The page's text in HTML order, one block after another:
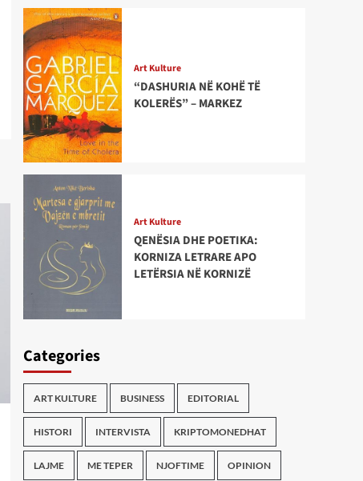
Art Kulture
“DASHURIA NË KOHË TË
KOLERËS” – MARKEZ
Art Kulture
QENËSIA DHE POETIKA:
KORNIZA LETRARE APO
LETËRSIA NË KORNIZË
Categories
ART KULTURE BUSINESS EDITORIAL
HISTORI INTERVISTA KRIPTOMONEDHAT
LAJME ME TEPER NJOFTIME OPINION